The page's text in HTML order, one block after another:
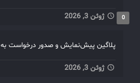
ژوئن 3, 2026 0
پلاگین پیش‌نمایش و صدور درخواست به PDF
ژوئن 3, 2026